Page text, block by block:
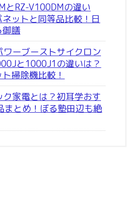
とRZ-V100DMの違い
ットと同等品比較！日
御膳
ワーブーストサイクロン
と1000J1の違いは？
掃除機比較！
ク家電とは？初耳学おす
まとめ！ぼる塾田辺も絶